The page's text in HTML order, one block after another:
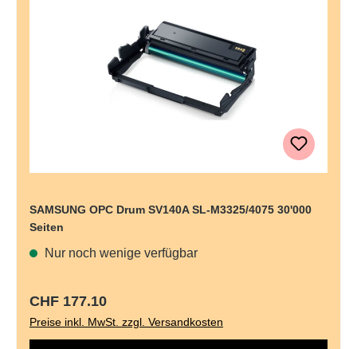
SAMSUNG OPC Drum SV140A SL-M3325/4075 30'000
Seiten
Nur noch wenige verfügbar
Regulärer Preis:
CHF 177.10
Preise inkl. MwSt. zzgl. Versandkosten